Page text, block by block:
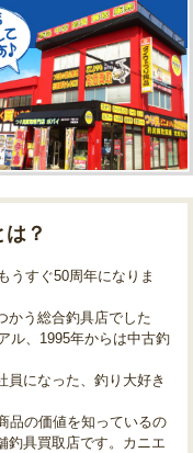
？
うすぐ50周年になりま
かう総合釣具店でした
ル、1995年からは中古釣
員になった、釣り大好き
品の価値を知っているの
釣具買取店です。カニエ